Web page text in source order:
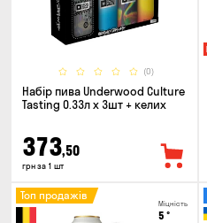
(0)
Набір пива Underwood Culture
Tasting 0.33л x 3шт + келих
373,50
грн за 1 шт
Міцність
5 °
Топ продажів